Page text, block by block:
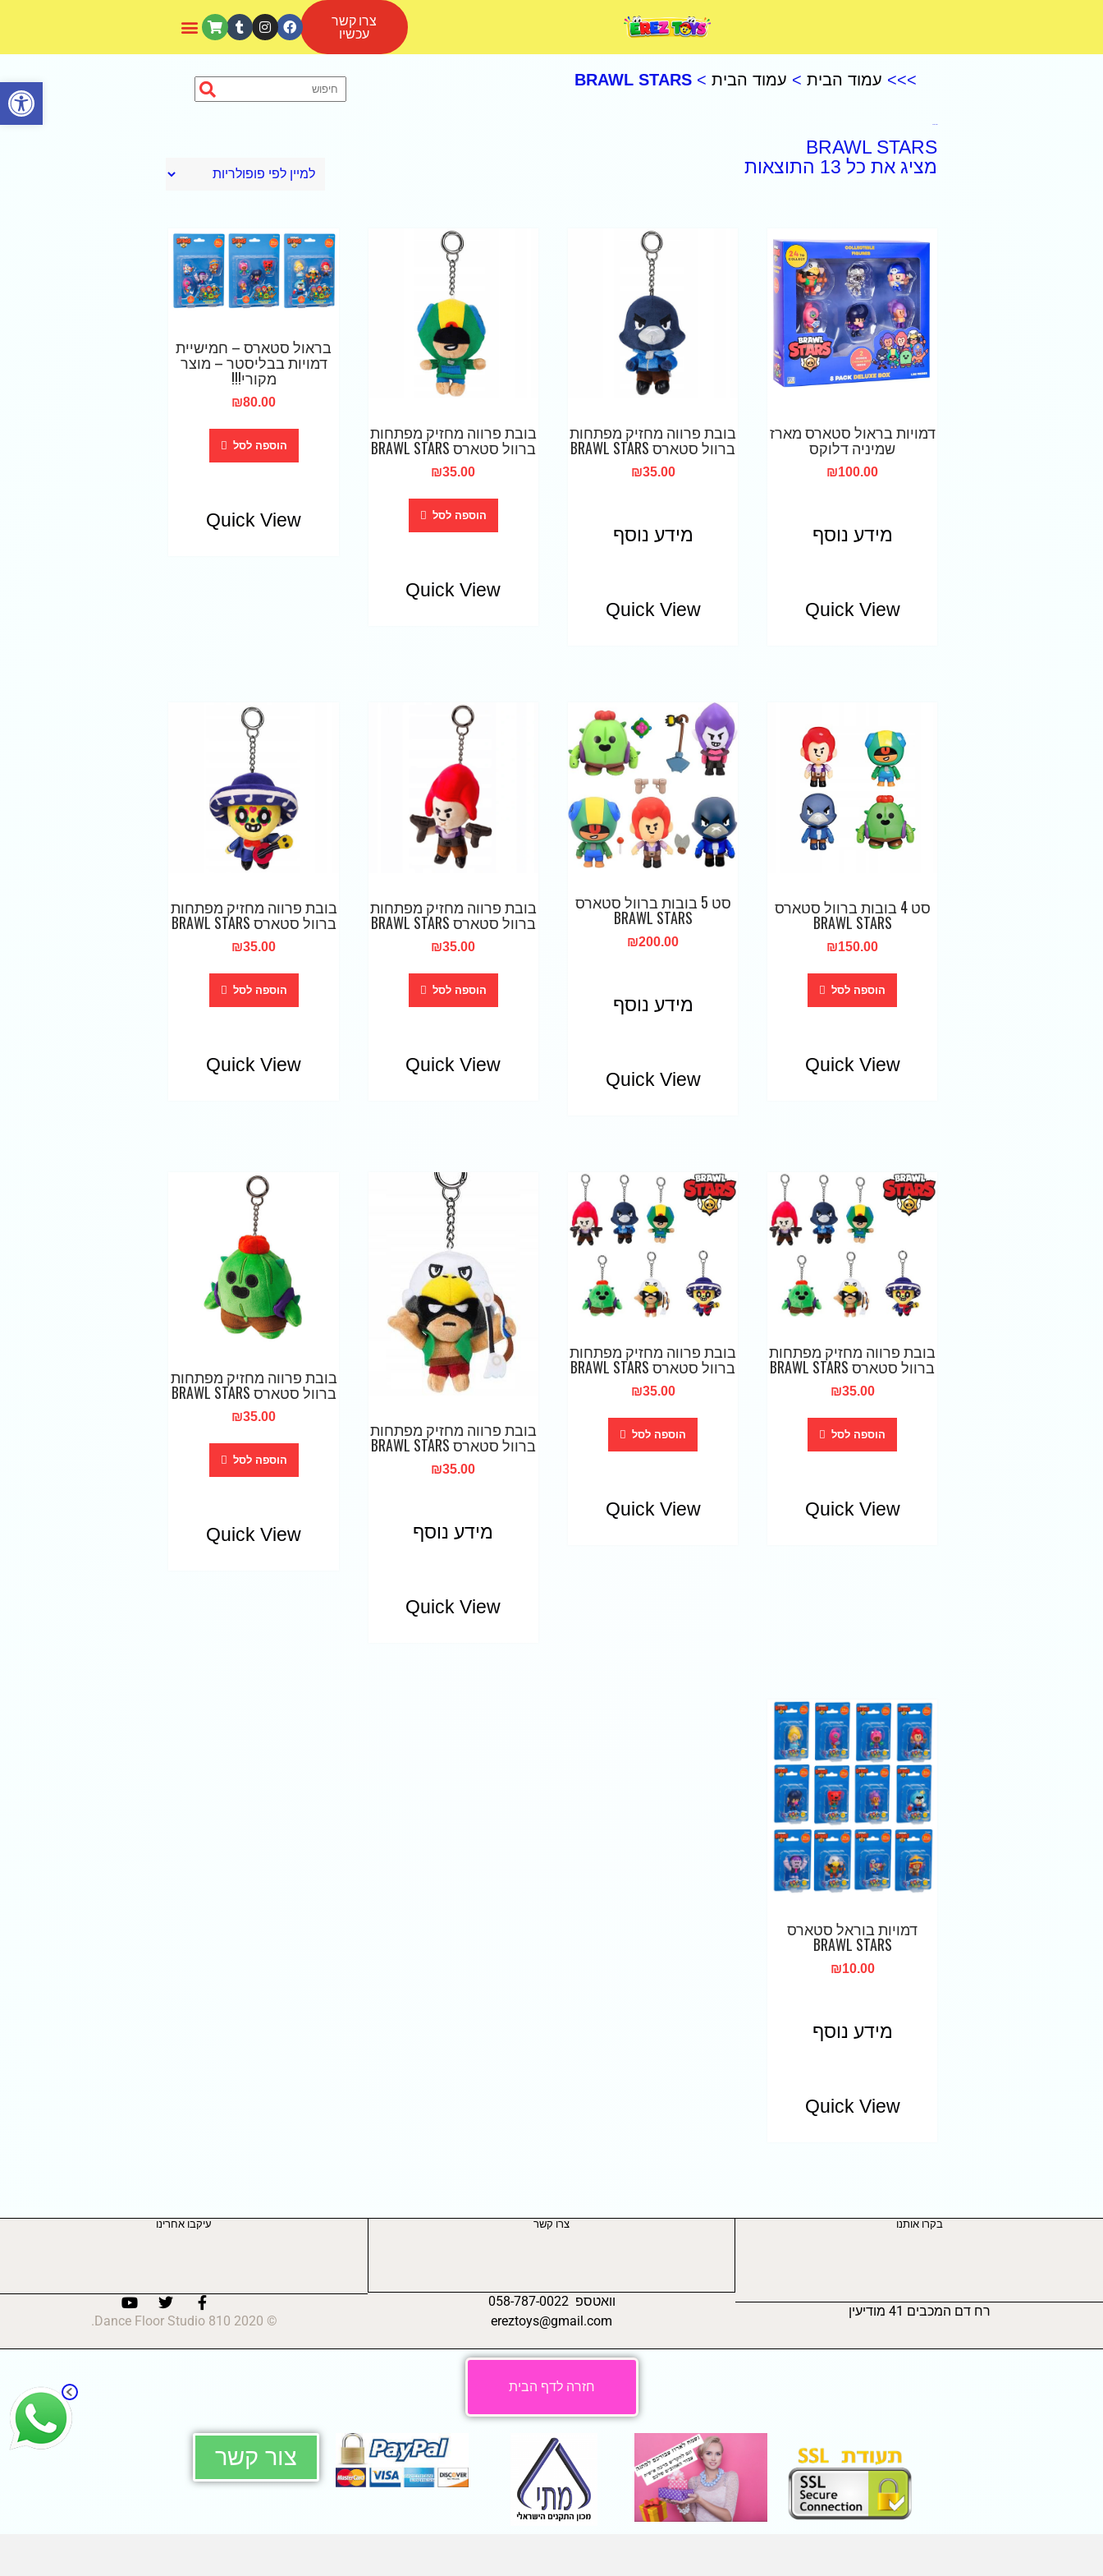
פתח סרגל נגישות
צרו קשר
עכשיו
>>> עמוד הבית > עמוד הבית >
BRAWL STARS
BRAWL STARS
מציג את כל 13 התוצאות
דמויות בראול סטארס מארז
שמיניה דלוקס
₪100.00
מידע נוסף
Quick View
בובת פרווה מחזיק מפתחות
ברוול סטארס BRAWL STARS
₪35.00
מידע נוסף
Quick View
בובת פרווה מחזיק מפתחות
ברוול סטארס BRAWL STARS
₪35.00
הוספה לסל
Quick View
בראול סטארס – חמישיית
דמויות בבליסטר – מוצר
מקורי!!!
₪80.00
הוספה לסל
Quick View
סט 4 בובות ברוול סטארס
BRAWL STARS
₪150.00
הוספה לסל
Quick View
סט 5 בובות ברוול סטארס
BRAWL STARS
₪200.00
מידע נוסף
Quick View
בובת פרווה מחזיק מפתחות
ברוול סטארס BRAWL STARS
₪35.00
הוספה לסל
Quick View
בובת פרווה מחזיק מפתחות
ברוול סטארס BRAWL STARS
₪35.00
הוספה לסל
Quick View
בובת פרווה מחזיק מפתחות
ברוול סטארס BRAWL STARS
₪35.00
הוספה לסל
Quick View
בובת פרווה מחזיק מפתחות
ברוול סטארס BRAWL STARS
₪35.00
הוספה לסל
Quick View
בובת פרווה מחזיק מפתחות
ברוול סטארס BRAWL STARS
₪35.00
מידע נוסף
Quick View
בובת פרווה מחזיק מפתחות
ברוול סטארס BRAWL STARS
₪35.00
הוספה לסל
Quick View
דמויות בוראל סטארס
BRAWL STARS
₪10.00
מידע נוסף
Quick View
בקרו אותנו
רח דם המכבים 41 מודיעין
צרו קשר
וואטספ 058-787-0022
ereztoys@gmail.com
עיקבו אחרינו
© 2020 810 Dance Floor Studio.
חזרה לדף הבית
צור קשר